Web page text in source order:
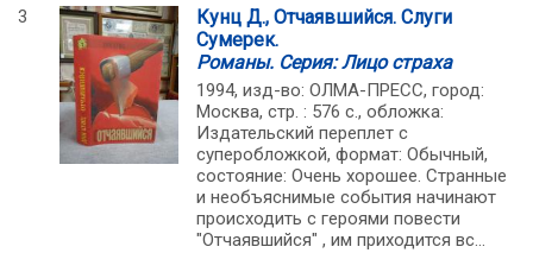
3
Кунц Д., Отчаявшийся. Слуги
Сумерек.
Романы. Серия: Лицо страха
1994, изд-во: ОЛМА-ПРЕСС, город:
Москва, стр. : 576 с., обложка:
Издательский переплет с
суперобложкой, формат: Обычный,
состояние: Очень хорошее. Странные
и необъяснимые события начинают
происходить с героями повести
"Отчаявшийся" , им приходится вс...